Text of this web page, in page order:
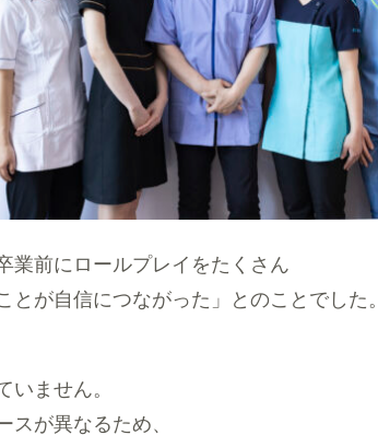
業前にロールプレイをたくさん
とが自信につながった」とのことでした。
いません。
スが異なるため、